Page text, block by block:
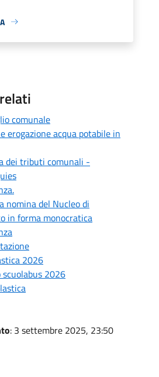
comunale
erogazione acqua potabile in
dei tributi comunali -
nomina del Nucleo di
in forma monocratica
2026
scuolabus 2026
: 3 settembre 2025, 23:50